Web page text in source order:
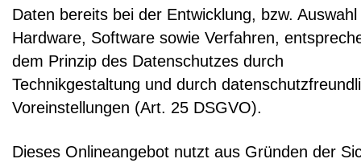
Daten bereits bei der Entwicklung, bzw. Auswahl
Hardware, Software sowie Verfahren,
dem Prinzip des Datenschutzes durch
Technikgestaltung und durch
Voreinstellungen (Art. 25 DSGVO).
Dieses Onlineangebot nutzt aus Gründen der